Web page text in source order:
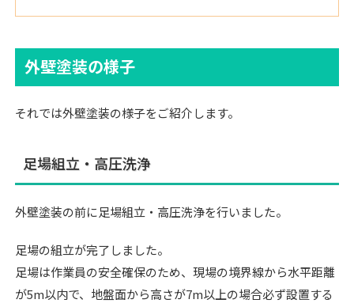
外壁塗装の様子
それでは外壁塗装の様子をご紹介します。
足場組立・高圧洗浄
外壁塗装の前に足場組立・高圧洗浄を行いました。
足場の組立が完了しました。
足場は作業員の安全確保のため、現場の境界線から水平距離
が5m以内で、地盤面から高さが7m以上の場合必ず設置する